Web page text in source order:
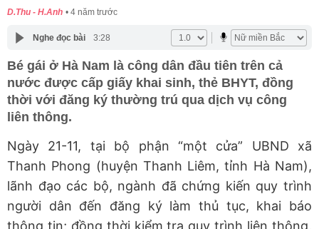
D.Thu - H.Anh 4 năm trước
Nghe đọc bài 3:28
Bé gái ở Hà Nam là công dân đầu tiên trên cả
nước được cấp giấy khai sinh, thẻ BHYT, đồng
thời với đăng ký thường trú qua dịch vụ công
liên thông.
Ngày 21-11, tại bộ phận “một cửa” UBND xã
Thanh Phong (huyện Thanh Liêm, tỉnh Hà Nam),
lãnh đạo các bộ, ngành đã chứng kiến quy trình
người dân đến đăng ký làm thủ tục, khai báo
thông tin; đồng thời kiểm tra quy trình liên thông,